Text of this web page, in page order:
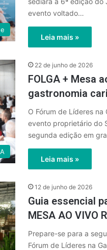
evento voltado…
Leia mais »
22 de junho de 2026
FOLGA + Mesa
gastronomia
O Fórum de Líderes na
evento proprietário do
segunda edição em
Leia mais »
12 de junho de 2026
Guia essencial
MESA AO VIVO
Prepare-se para a
Fórum de Líderes na